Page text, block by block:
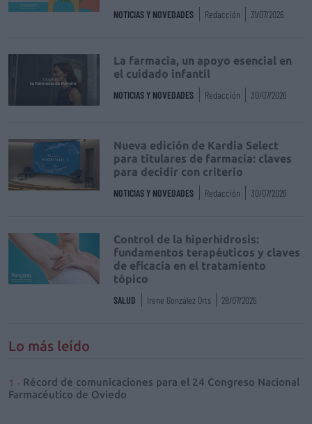
NOTICIAS Y NOVEDADES Redacción 31/07/2026
La farmacia, un apoyo esencial en
el cuidado infantil
NOTICIAS Y NOVEDADES Redacción 30/07/2026
Nueva edición de Kardia Select
para titulares de farmacia: claves
para decidir con criterio
NOTICIAS Y NOVEDADES Redacción 30/07/2026
Control de la hiperhidrosis:
fundamentos terapéuticos y claves
de eficacia en el tratamiento
tópico
SALUD Irene González Orts 28/07/2026
Lo más leído
Récord de comunicaciones para el 24 Congreso Nacional
Farmacéutico de Oviedo